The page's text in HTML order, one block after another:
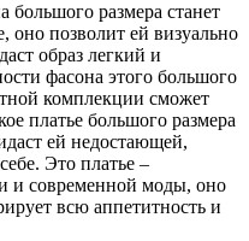
большого размера станет
позволит ей визуально
образ легкий и
фасона этого большого
комплекции сможет
платье большого размера
ей недостающей,
Это платье –
и современной моды, оно
всю аппетитность и